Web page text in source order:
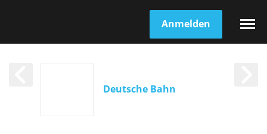
Anmelden
Deutsche Bahn